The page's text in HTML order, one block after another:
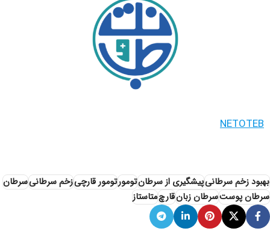
NETOTEB
بهبود زخم سرطانیپیشگیری از سرطانتومورتومور قارچیزخم سرطانیسرطان
سرطان پوستسرطان زبانقارچمتاستاز